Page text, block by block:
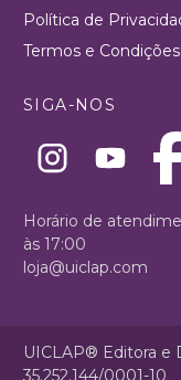
Política de
Termos e
SIGA-NOS
Horário de
às 17:00
loja@uiclap.com
UICLAP® Editora e
35.252.144/0001-10